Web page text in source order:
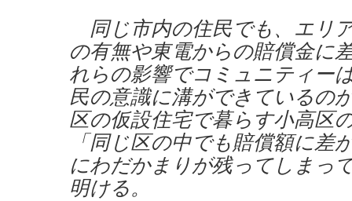
同じ市内の住民でも、エリ
の有無や東電からの賠償金に
れらの影響でコミュニティー
民の意識に溝ができているの
区の仮設住宅で暮らす小高区
「同じ区の中でも賠償額に差
にわだかまりが残ってしまっ
明ける。